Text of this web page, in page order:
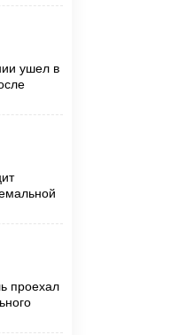
ушел в
проехал